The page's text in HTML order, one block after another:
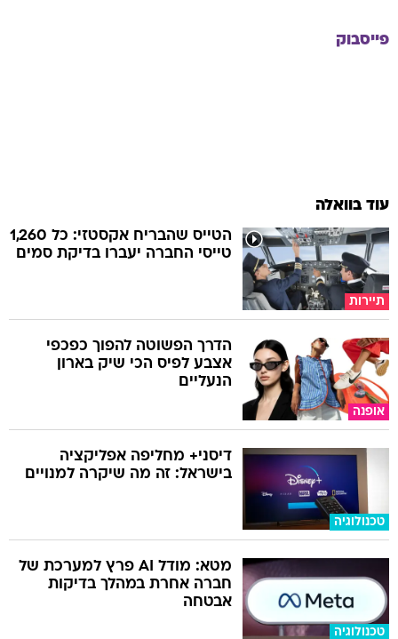
פייסבוק
עוד בוואלה
תיירות
הטייס שהבריח אקסטזי: כל 1,260
טייסי החברה יעברו בדיקת סמים
אופנה
הדרך הפשוטה להפוך כפכפי
אצבע לפיס הכי שיק בארון
הנעליים
טכנולוגיה
דיסני+ מחליפה אפליקציה
בישראל: זה מה שיקרה למנויים
טכנולוגיה
מטא: מודל AI פרץ למערכת של
חברה אחרת במהלך בדיקות
אבטחה